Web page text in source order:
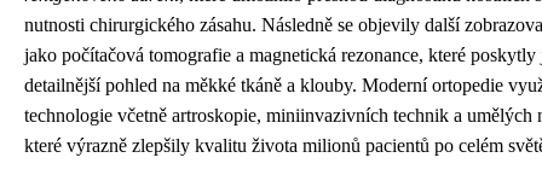
nutnosti chirurgického zásahu. Následně se objevily další
jako počítačová tomografie a magnetická rezonance, které poskytly
detailnější pohled na měkké tkáně a klouby. Moderní ortopedie
technologie včetně artroskopie, miniinvazivních technik a umělých
které výrazně zlepšily kvalitu života milionů pacientů po celém